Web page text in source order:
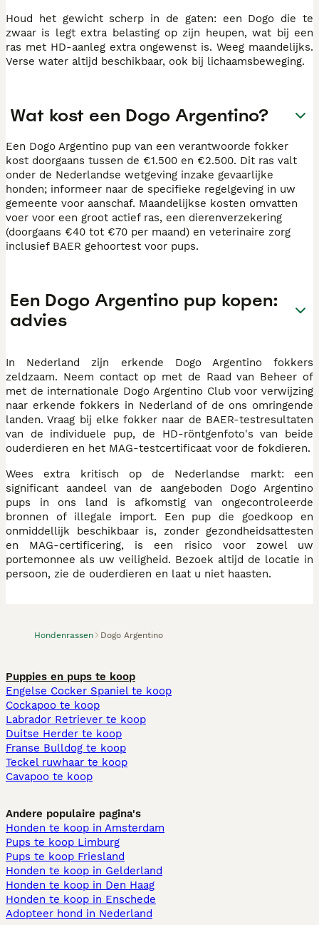
Hondenrassen Dogo Argentino
Houd het gewicht scherp in de gaten: een Dogo die te
zwaar is legt extra belasting op zijn heupen, wat bij een
ras met HD-aanleg extra ongewenst is. Weeg maandelijks.
Verse water altijd beschikbaar, ook bij lichaamsbeweging.
Wat kost een Dogo Argentino?
Een Dogo Argentino pup van een verantwoorde fokker
kost doorgaans tussen de €1.500 en €2.500. Dit ras valt
onder de Nederlandse wetgeving inzake gevaarlijke
honden; informeer naar de specifieke regelgeving in uw
gemeente voor aanschaf. Maandelijkse kosten omvatten
voer voor een groot actief ras, een dierenverzekering
(doorgaans €40 tot €70 per maand) en veterinaire zorg
inclusief BAER gehoortest voor pups.
Een Dogo Argentino pup kopen:
advies
In Nederland zijn erkende Dogo Argentino fokkers
zeldzaam. Neem contact op met de Raad van Beheer of
met de internationale Dogo Argentino Club voor verwijzing
naar erkende fokkers in Nederland of de ons omringende
landen. Vraag bij elke fokker naar de BAER-testresultaten
van de individuele pup, de HD-röntgenfoto's van beide
ouderdieren en het MAG-testcertificaat voor de fokdieren.
Wees extra kritisch op de Nederlandse markt: een
significant aandeel van de aangeboden Dogo Argentino
pups in ons land is afkomstig van ongecontroleerde
bronnen of illegale import. Een pup die goedkoop en
onmiddellijk beschikbaar is, zonder gezondheidsattesten
en MAG-certificering, is een risico voor zowel uw
portemonnee als uw veiligheid. Bezoek altijd de locatie in
persoon, zie de ouderdieren en laat u niet haasten.
Puppies en pups te koop
Engelse Cocker Spaniel te koop
Cockapoo te koop
Labrador Retriever te koop
Duitse Herder te koop
Franse Bulldog te koop
Teckel ruwhaar te koop
Cavapoo te koop
Andere populaire pagina's
Honden te koop in Amsterdam
Pups te koop Limburg​
Pups te koop Friesland​
Honden te koop in Gelderland
Honden te koop in Den Haag
Honden te koop in Enschede
Adopteer hond in Nederland